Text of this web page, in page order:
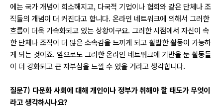
에는 국가 개념이 희소해지고, 다국적 기업이나 협회와 같은 단체나 조
직들의 개념이 더 커진다고 합니다. 온라인 네트워크에 의해서 그러한
흐름이 더욱 가속화되고 있는 상황이구요. 그러한 시점에서 자신이 속
한 단체나 조직이 더 많은 소속감을 느끼게 되고 활발한 활동이 가능하
게 되는 것이죠. 앞으로도 그러한 온라인 네트워크에 기반을 둔 활동들
이 더 강화되고 큰 자부심을 느낄 수 있을 거라고 생각합니다.
질문7) 다문화 사회에 대해 개인이나 정부가 취해야 할 태도가 무엇이
라고 생각하시나요?